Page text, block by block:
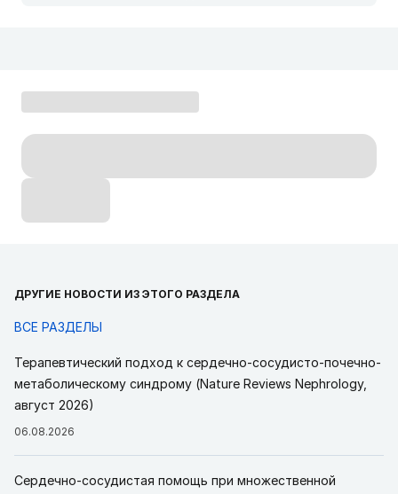
ДРУГИЕ НОВОСТИ ИЗ ЭТОГО РАЗДЕЛА
ВСЕ РАЗДЕЛЫ
Терапевтический подход к сердечно-сосудисто-почечно-
метаболическому синдрому (Nature Reviews Nephrology,
август 2026)
06.08.2026
Сердечно-сосудистая помощь при множественной